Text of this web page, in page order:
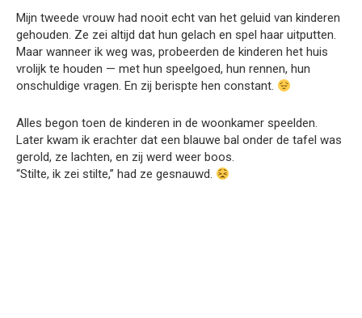
Mijn tweede vrouw had nooit echt van het geluid van kinderen
gehouden. Ze zei altijd dat hun gelach en spel haar uitputten.
Maar wanneer ik weg was, probeerden de kinderen het huis
vrolijk te houden — met hun speelgoed, hun rennen, hun
onschuldige vragen. En zij berispte hen constant.
Alles begon toen de kinderen in de woonkamer speelden.
Later kwam ik erachter dat een blauwe bal onder de tafel was
gerold, ze lachten, en zij werd weer boos.
“Stilte, ik zei stilte,” had ze gesnauwd.